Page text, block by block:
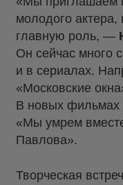
молодого актера,
главную роль, —
Он сейчас много
и в сериалах.
«Московские
В новых фильмах
«Мы умрем
Павлова».
Творческая